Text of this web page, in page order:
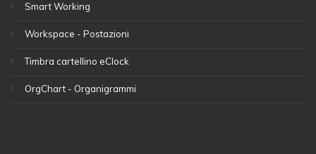
Smart Working
Workspace - Postazioni
Timbra cartellino eClock
OrgChart - Organigrammi